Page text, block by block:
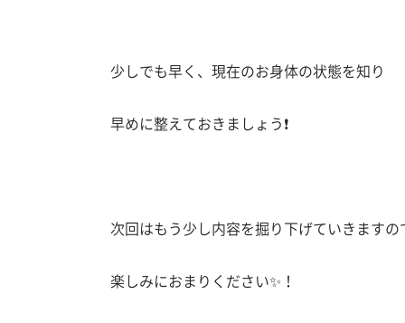
少しでも早く、現在のお身体の状態を知り
早めに整えておきましょう❗️
次回はもう少し内容を掘り下げていきますの
楽しみにおまりください✨！